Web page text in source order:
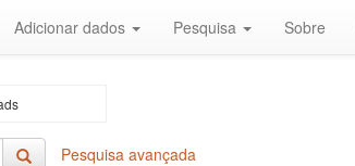
Adicionar dados Pesquisa Sobre
Pesquisa avançada